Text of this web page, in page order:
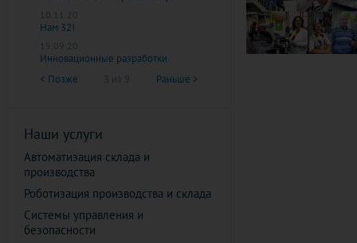
10.11.20
Нам 32!
15.09.20
Инновационные разработки
Раньше >
< Позже 3 из 9
Наши услуги
Автоматизация склада и
производства
Роботизация производства и склада
Системы управления и
безопасности